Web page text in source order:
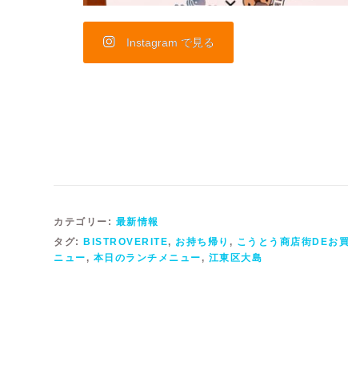
Instagram で見る
カテゴリー: 最新情報
タグ:BISTROVERITE, お持ち帰り , こうとう商店街DEお
ニュー , 本日のランチメニュー , 江東区大島